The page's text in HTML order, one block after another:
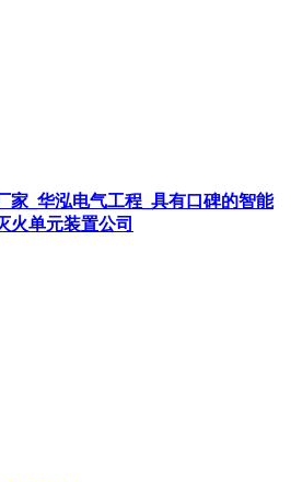
家_华泓电气工程_具有口碑的智能
火单元装置公司